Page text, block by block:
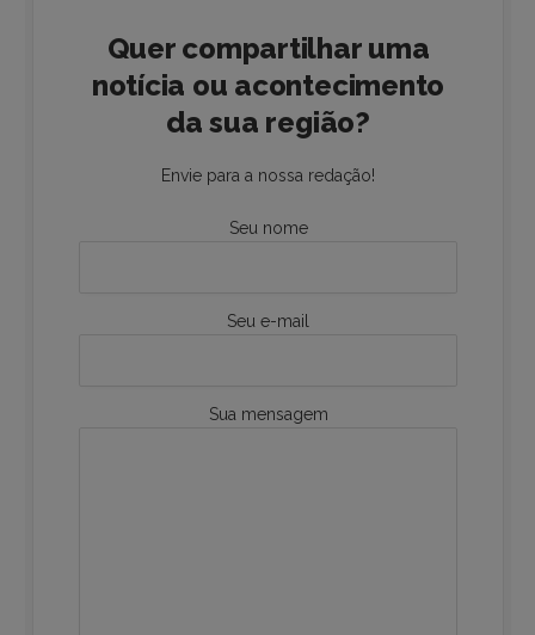
Quer compartilhar uma
notícia ou acontecimento
da sua região?
Envie para a nossa redação!
Seu nome
Seu e-mail
Sua mensagem